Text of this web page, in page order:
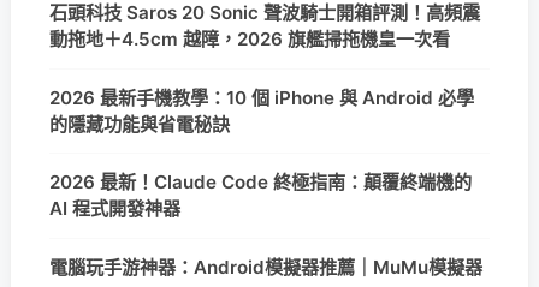
石頭科技 Saros 20 Sonic 聲波騎士開箱評測！高頻震
動拖地＋4.5cm 越障，2026 旗艦掃拖機皇一次看
2026 最新手機教學：10 個 iPhone 與 Android 必學
的隱藏功能與省電秘訣
2026 最新！Claude Code 終極指南：顛覆終端機的
AI 程式開發神器
電腦玩手游神器：Android模擬器推薦｜MuMu模擬器